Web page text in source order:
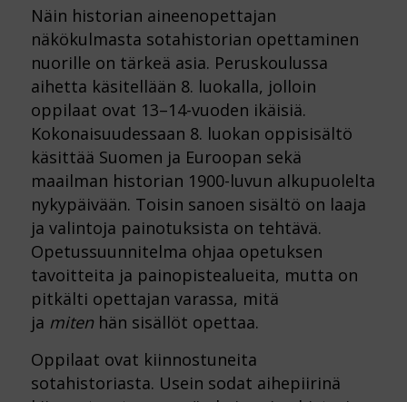
Näin historian aineenopettajan
näkökulmasta sotahistorian opettaminen
nuorille on tärkeä asia. Peruskoulussa
aihetta käsitellään 8. luokalla, jolloin
oppilaat ovat 13–14-vuoden ikäisiä.
Kokonaisuudessaan 8. luokan oppisisältö
käsittää Suomen ja Euroopan sekä
maailman historian 1900-luvun alkupuolelta
nykypäivään. Toisin sanoen sisältö on laaja
ja valintoja painotuksista on tehtävä.
Opetussuunnitelma ohjaa opetuksen
tavoitteita ja painopistealueita, mutta on
pitkälti opettajan varassa, mitä
ja mitenhän sisällöt opettaa.
Oppilaat ovat kiinnostuneita
sotahistoriasta. Usein sodat aihepiirinä